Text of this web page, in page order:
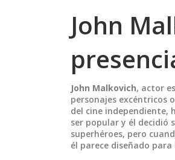
John
John Malkovich, actor
personajes excéntricos
del cine independiente,
ser popular y él decidió
superhéroes, pero
él parece diseñado